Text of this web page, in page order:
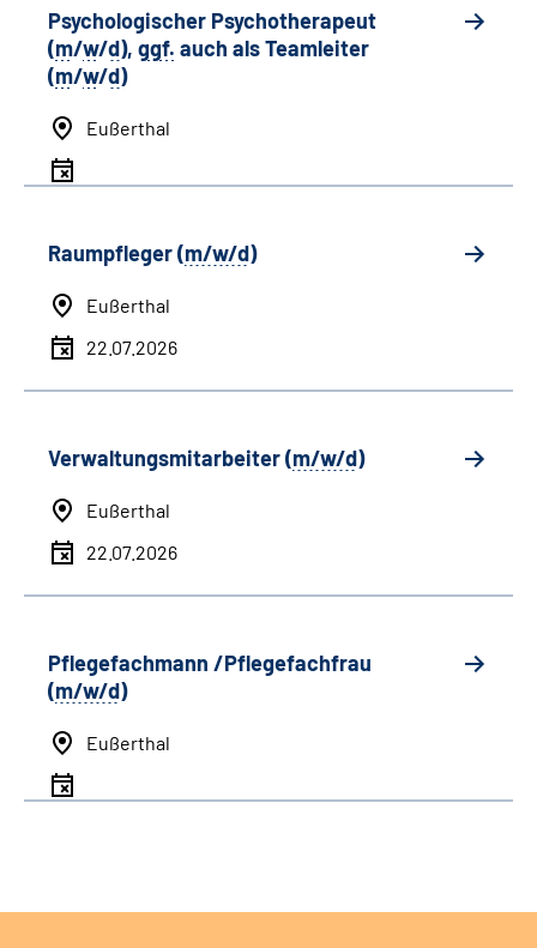
Psychologischer Psychotherapeut
(m/w/d), ggf. auch alsTeamleiter
(m/w/d)
Eußerthal
Raumpfleger (m/w/d)
Eußerthal
22.07.2026
Verwaltungsmitarbeiter (m/w/d)
Eußerthal
22.07.2026
Pflegefachmann /Pflegefachfrau
(m/w/d)
Eußerthal